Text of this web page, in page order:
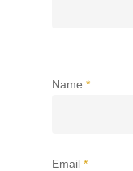
Name *
Email *